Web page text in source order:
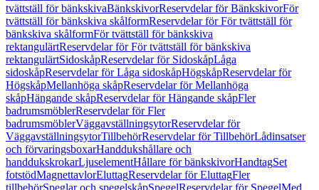
tvättställ för bänkskivaBänkskivorReservdelar för BänkskivorFör
tvättställ för bänkskiva skålformReservdelar för För tvättställ för
bänkskiva skålformFör tvättställ för bänkskiva
rektangulärtReservdelar för För tvättställ för bänkskiva
rektangulärtSidoskåpReservdelar för SidoskåpLåga
sidoskåpReservdelar för Låga sidoskåpHögskåpReservdelar för
HögskåpMellanhöga skåpReservdelar för Mellanhöga
skåpHängande skåpReservdelar för Hängande skåpFler
badrumsmöblerReservdelar för Fler
badrumsmöblerVäggavställningsytorReservdelar för
VäggavställningsytorTillbehörReservdelar för TillbehörLådinsatser
och förvaringsboxarHanddukshållare och
handdukskrokarLjuselementHållare för bänkskivorHandtagSet
fotstödMagnettavlorEluttagReservdelar för EluttagFler
tillbehörSpeglar och spegelskåpSpegelReservdelar för SpegelMed